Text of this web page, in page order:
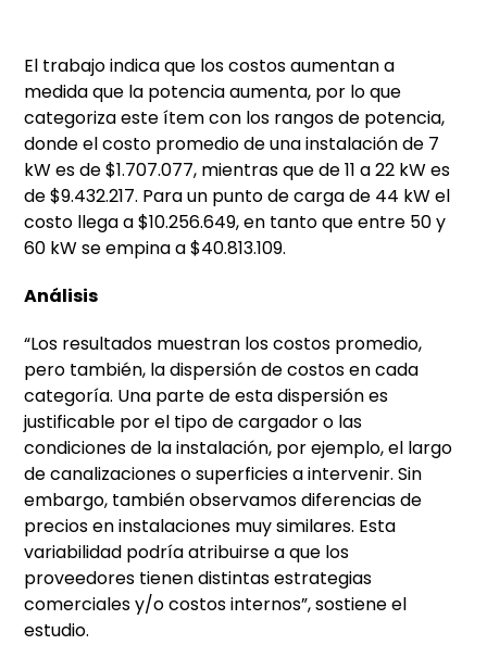
El trabajo indica que los costos aumentan a
medida que la potencia aumenta, por lo que
categoriza este ítem con los rangos de potencia,
donde el costo promedio de una instalación de 7
kW es de $1.707.077, mientras que de 11 a 22 kW es
de $9.432.217. Para un punto de carga de 44 kW el
costo llega a $10.256.649, en tanto que entre 50 y
60 kW se empina a $40.813.109.
Análisis
“Los resultados muestran los costos promedio,
pero también, la dispersión de costos en cada
categoría. Una parte de esta dispersión es
justificable por el tipo de cargador o las
condiciones de la instalación, por ejemplo, el largo
de canalizaciones o superficies a intervenir. Sin
embargo, también observamos diferencias de
precios en instalaciones muy similares. Esta
variabilidad podría atribuirse a que los
proveedores tienen distintas estrategias
comerciales y/o costos internos”, sostiene el
estudio.